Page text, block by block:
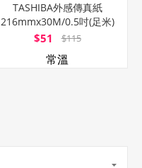
TASHIBA外感傳真紙
216mmx30M/0.5吋(足米)
$51 $115
常溫